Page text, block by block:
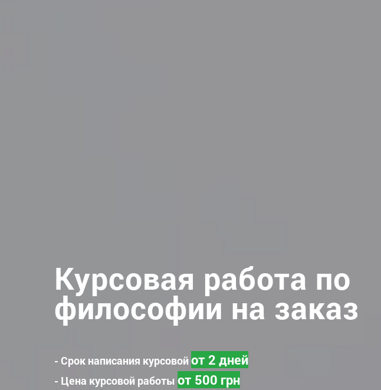
Курсовая работа по
философии на заказ
- Срок написания курсовой от 2 дней
- Цена курсовой работы от 500 грн